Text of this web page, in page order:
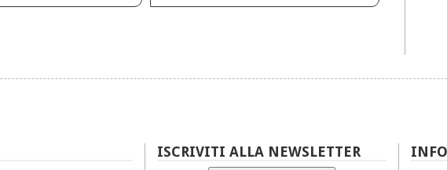
ISCRIVITI ALLA NEWSLETTER INFO